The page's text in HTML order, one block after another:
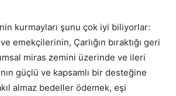
kurmayları şunu çok iyi biliyorlar:
emekçilerinin, Çarlığın bıraktığı geri
miras zemini üzerinde ve ileri
güçlü ve kapsamlı bir desteğine
almaz bedeller ödemek, eşi